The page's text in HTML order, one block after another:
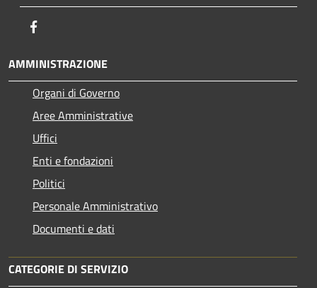
AMMINISTRAZIONE
Organi di Governo
Aree Amministrative
Uffici
Enti e fondazioni
Politici
Personale Amministrativo
Documenti e dati
CATEGORIE DI SERVIZIO